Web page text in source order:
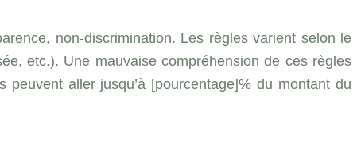
non-discrimination. Les règles varient selon le
etc.). Une mauvaise compréhension de ces règles
aller jusqu’à [pourcentage]% du montant du